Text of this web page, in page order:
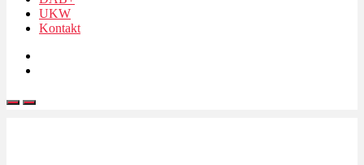
UKW
Kontakt